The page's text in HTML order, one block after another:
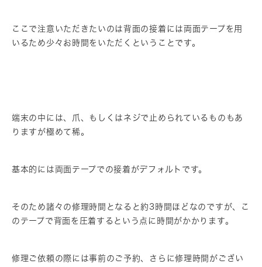
ここで注意いただきたいのは背面の接着には両面テープを用
いるため少々お時間をいただくということです。
端末の中には、爪、もしくはネジで止められているものもあ
りますが極めて稀。
基本的には両面テープでの接着がデフォルトです。
そのため諸々の修理時間となると約3時間ほどなのですが、こ
のテープで背面を圧着するという点に時間がかかります。
修理ご依頼の際には事前のご予約、さらに修理時間がござい